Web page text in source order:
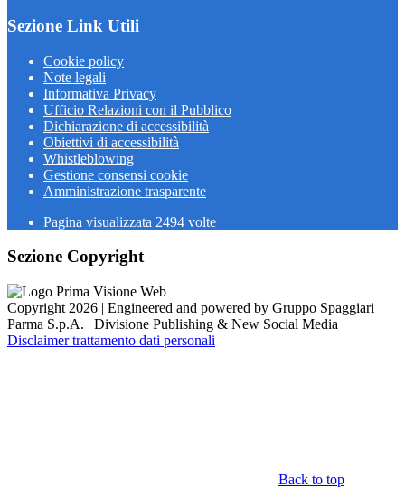
Sezione Link Utili
Cookie policy
Note legali
Informativa Privacy
Ufficio Relazioni con il Pubblico
Dichiarazione di accessibilità
Obiettivi di accessibilità
Whistleblowing
Gestione consensi cookie
Amministrazione trasparente
Pagina visualizzata 2494 volte
Sezione Copyright
Copyright 2026 | Engineered and powered by Gruppo Spaggiari
Parma S.p.A. | Divisione Publishing & New Social Media
Disclaimer trattamento dati personali
Back to top